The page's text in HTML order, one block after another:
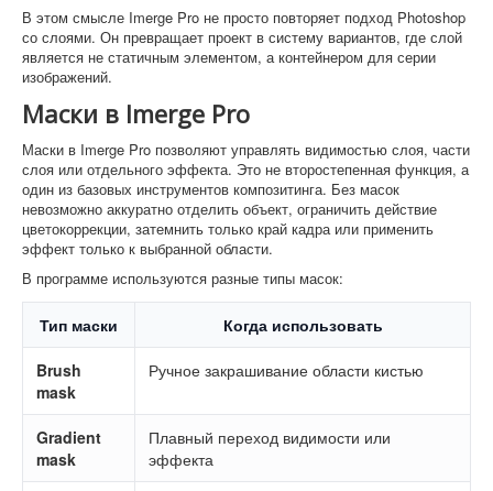
В этом смысле Imerge Pro не просто повторяет подход Photoshop
со слоями. Он превращает проект в систему вариантов, где слой
является не статичным элементом, а контейнером для серии
изображений.
Маски в Imerge Pro
Маски в Imerge Pro позволяют управлять видимостью слоя, части
слоя или отдельного эффекта. Это не второстепенная функция, а
один из базовых инструментов композитинга. Без масок
невозможно аккуратно отделить объект, ограничить действие
цветокоррекции, затемнить только край кадра или применить
эффект только к выбранной области.
В программе используются разные типы масок:
Тип маски Когда использовать
Brush
mask
Ручное закрашивание области кистью
Gradient
mask
Плавный переход видимости или
эффекта